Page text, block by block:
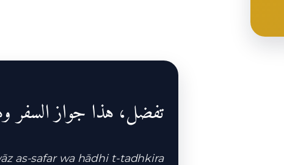
تفضل، هذا جواز السفر
as-safar wa hādhi t-tadhkira